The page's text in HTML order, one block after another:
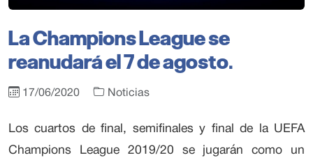
La Champions League se
reanudará el 7 de agosto.
17/06/2020 Noticias
Los cuartos de final, semifinales y final de la UEFA
Champions League 2019/20 se jugarán como un